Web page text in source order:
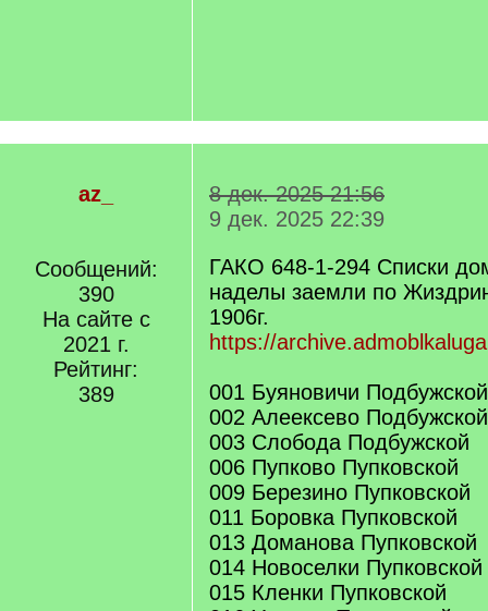
az_
Сообщений:
390
На сайте с
2021 г.
Рейтинг:
389
8 дек. 2025 21:56
9 дек. 2025 22:39
ГАКО 648-1-294 Списки
наделы заемли по
1906г.
https://
001 Буяновичи
002 Алеексево Подбужской
003 Слобода Подбужской
006 Пупково Пупковской
009 Березино Пупковской
011 Боровка Пупковской
013 Доманова Пупковской
014 Новоселки Пупковской
015 Кленки Пупковской